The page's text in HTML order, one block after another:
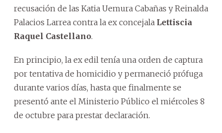
recusación de las Katia Uemura Cabañas y Reinalda
Palacios Larrea contra la ex concejala Lettiscia
Raquel Castellano.
En principio, la ex edil tenía una orden de captura
por tentativa de homicidio y permaneció prófuga
durante varios días, hasta que finalmente se
presentó ante el Ministerio Público el miércoles 8
de octubre para prestar declaración.